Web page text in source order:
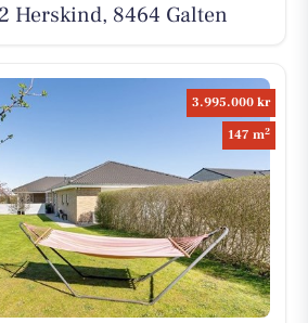
Herskind, 8464 Galten
3.995.000 kr
147 m2